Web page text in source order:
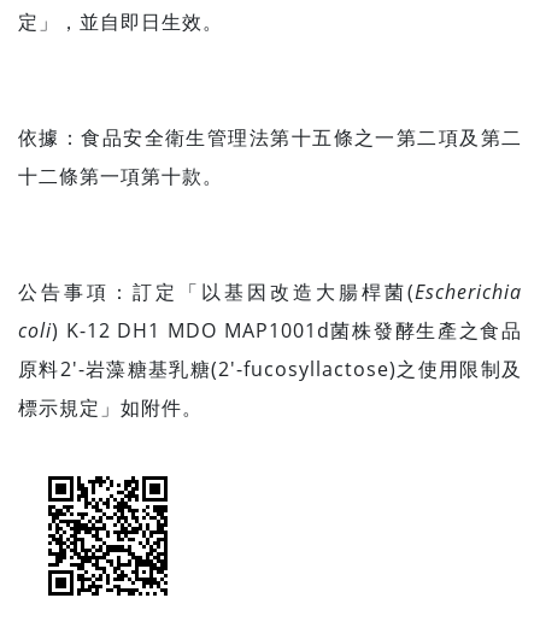
定」，並自即日生效。
依據：食品安全衛生管理法第十五條之一第二項及第二
十二條第一項第十款。
公告事項：訂定「以基因改造大腸桿菌(Escherichia
coli) K-12 DH1 MDO MAP1001d菌株發酵生產之食品
原料2′-岩藻糖基乳糖(2′-fucosyllactose)之使用限制及
標示規定」如附件。